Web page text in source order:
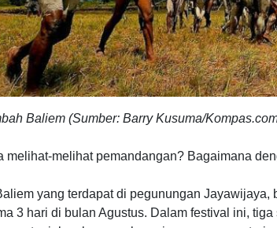
Baliem (Sumber: Barry Kusuma/
melihat-melihat pemandangan? Bagaimana
yang terdapat di pegunungan
3 hari di bulan Agustus. Dalam festival ini,